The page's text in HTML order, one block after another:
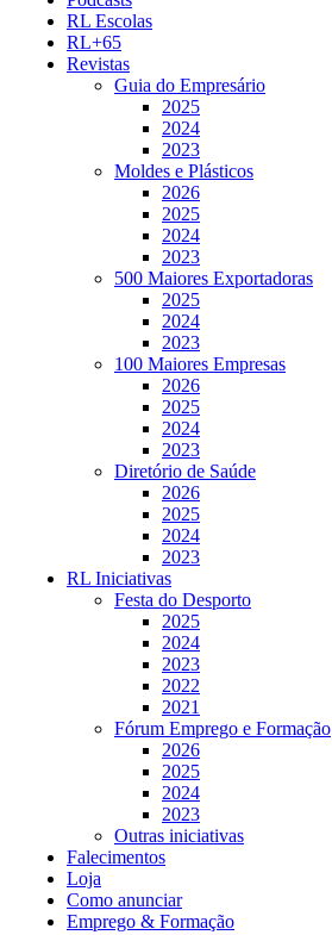
RL Escolas
RL+65
Revistas
Guia do Empresário
2025
2024
2023
Moldes e Plásticos
2026
2025
2024
2023
500 Maiores Exportadoras
2025
2024
2023
100 Maiores Empresas
2026
2025
2024
2023
Diretório de Saúde
2026
2025
2024
2023
RL Iniciativas
Festa do Desporto
2025
2024
2023
2022
2021
Fórum Emprego e Formação
2026
2025
2024
2023
Outras iniciativas
Falecimentos
Loja
Como anunciar
Emprego & Formação